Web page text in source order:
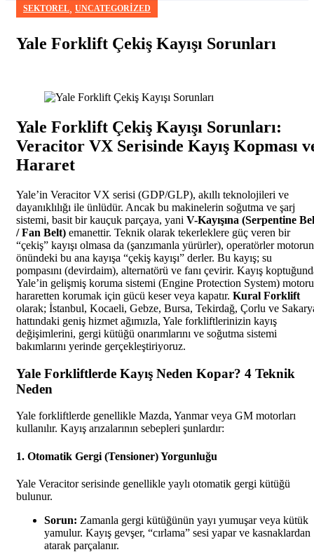
SEKTOREL, UNCATEGORIZED
Yale Forklift Çekiş Kayışı Sorunları
Yale Forklift Çekiş Kayışı Sorunları:
Veracitor VX Serisinde Kayış Kopması
Hararet
Yale’in Veracitor VX serisi (GDP/GLP), akıllı teknolojileri ve
dayanıklılığı ile ünlüdür. Ancak bu makinelerin soğutma ve şarj
sistemi, basit bir kauçuk parçaya, yani V-Kayışına (Serpentine
/ Fan Belt) emanettir. Teknik olarak tekerleklere güç veren bir
“çekiş” kayışı olmasa da (şanzımanla yürürler), operatörler motorun
önündeki bu ana kayışa “çekiş kayışı” derler. Bu kayış; su
pompasını (devirdaim), alternatörü ve fanı çevirir. Kayış
Yale’in gelişmiş koruma sistemi (Engine Protection System) motoru
hararetten korumak için gücü keser veya kapatır. Kural Forklift
olarak; İstanbul, Kocaeli, Gebze, Bursa, Tekirdağ, Çorlu ve
hattındaki geniş hizmet ağımızla, Yale forkliftlerinizin kayış
değişimlerini, gergi kütüğü onarımlarını ve soğutma sistemi
bakımlarını yerinde gerçekleştiriyoruz.
Yale Forkliftlerde Kayış Neden Kopar? 4 Teknik
Neden
Yale forkliftlerde genellikle Mazda, Yanmar veya GM motorları
kullanılır. Kayış arızalarının sebepleri şunlardır:
1. Otomatik Gergi (Tensioner) Yorgunluğu
Yale Veracitor serisinde genellikle yaylı otomatik gergi kütüğü
bulunur.
Sorun: Zamanla gergi kütüğünün yayı yumuşar veya kütük
yamulur. Kayış gevşer, “cırlama” sesi yapar ve kasnaklardan
atarak parçalanır.